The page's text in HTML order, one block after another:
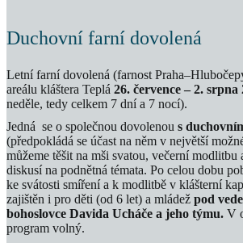
Duchovní farní dovolená
Letní farní dovolená (farnost
areálu kláštera Teplá 26. července – 2. srpna
neděle, tedy celkem 7 dní a 7 nocí).
Jedná se o společnou dovolenou s
(předpokládá se účast na něm v největší
můžeme těšit na mši svatou, večerní modlitbu
diskusí na podnětná témata. Po celou dobu
ke svátosti smíření a k modlitbě v klášterní
zajištěn i pro děti (od 6 let) a mládež pod
bohoslovce Davida Ucháče a jeho týmu. V
program volný.